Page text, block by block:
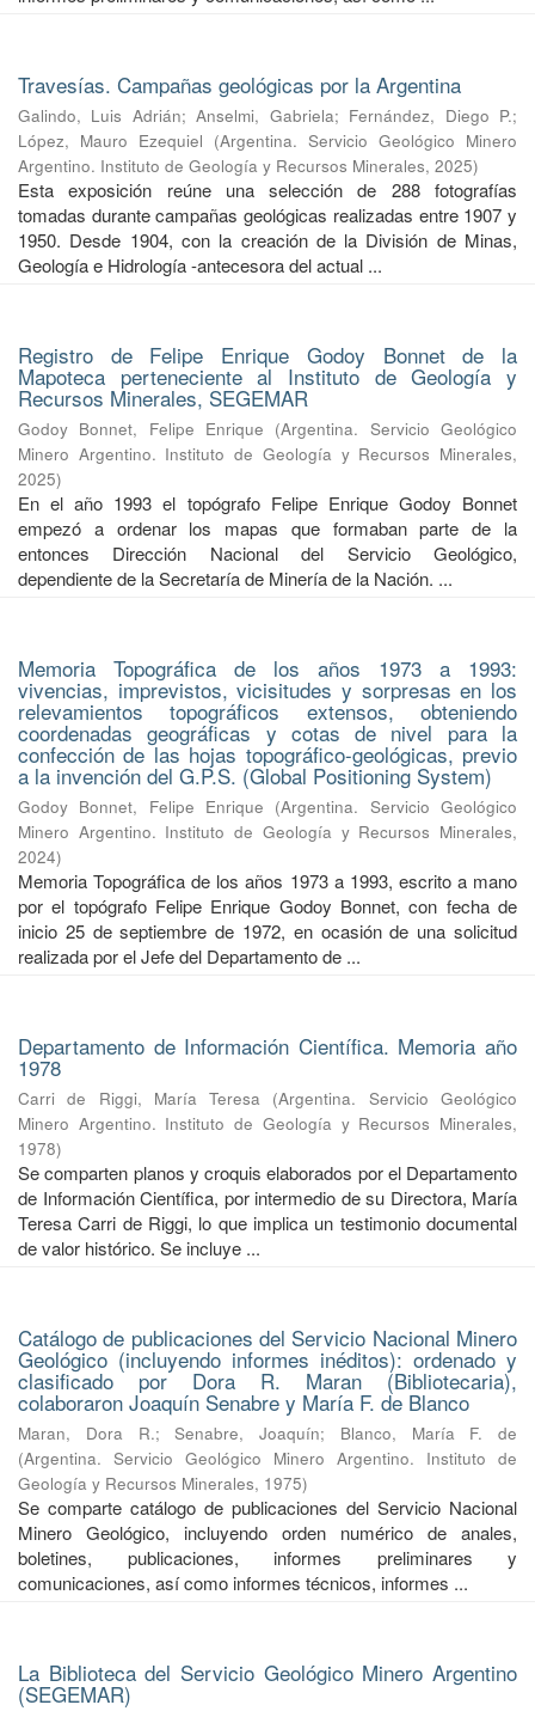
Travesías. Campañas geológicas por la Argentina
Galindo, Luis Adrián;Anselmi, Gabriela; Fernández, Diego P.;
López, Mauro Ezequiel (Argentina. Servicio Geológico Minero
Argentino. Instituto de Geología y Recursos Minerales, 2025)
Esta exposición reúne una selección de 288 fotografías
tomadas durante campañas geológicas realizadas entre 1907 y
1950. Desde 1904, con la creación de la División de Minas,
Geología e Hidrología -antecesora del actual ...
Registro de Felipe Enrique Godoy Bonnet de la
Mapoteca perteneciente al Instituto de Geología y
Recursos Minerales, SEGEMAR
Godoy Bonnet, Felipe Enrique (Argentina. Servicio Geológico
Minero Argentino. Instituto de Geología y Recursos Minerales,
2025)
En el año 1993 el topógrafo Felipe Enrique Godoy Bonnet
empezó a ordenar los mapas que formaban parte de la
entonces Dirección Nacional del Servicio Geológico,
dependiente de la Secretaría de Minería de la Nación. ...
Memoria Topográfica de los años 1973 a 1993:
vivencias, imprevistos, vicisitudes y sorpresas en los
relevamientos topográficos extensos, obteniendo
coordenadas geográficas y cotas de nivel para la
confección de las hojas topográfico-geológicas, previo
a la invención del G.P.S. (Global Positioning System)
Godoy Bonnet, Felipe Enrique (Argentina. Servicio Geológico
Minero Argentino. Instituto de Geología y Recursos Minerales,
2024)
Memoria Topográfica de los años 1973 a 1993, escrito a mano
por el topógrafo Felipe Enrique Godoy Bonnet, con fecha de
inicio 25 de septiembre de 1972, en ocasión de una solicitud
realizada por el Jefe del Departamento de ...
Departamento de Información Científica. Memoria año
1978
Carri de Riggi, María Teresa (Argentina. Servicio Geológico
Minero Argentino. Instituto de Geología y Recursos Minerales,
1978)
Se comparten planos y croquis elaborados por el Departamento
de Información Científica, por intermedio de su Directora, María
Teresa Carri de Riggi, lo que implica un testimonio documental
de valor histórico. Se incluye ...
Catálogo de publicaciones del Servicio Nacional Minero
Geológico (incluyendo informes inéditos): ordenado y
clasificado por Dora R. Maran (Bibliotecaria),
colaboraron Joaquín Senabre y María F. de Blanco
Maran, Dora R.;Senabre, Joaquín; Blanco, María F. de
(Argentina. Servicio Geológico Minero Argentino. Instituto de
Geología y Recursos Minerales, 1975)
Se comparte catálogo de publicaciones del Servicio Nacional
Minero Geológico, incluyendo orden numérico de anales,
boletines, publicaciones, informes preliminares y
comunicaciones, así como informes técnicos, informes ...
La Biblioteca del Servicio Geológico Minero Argentino
(SEGEMAR)